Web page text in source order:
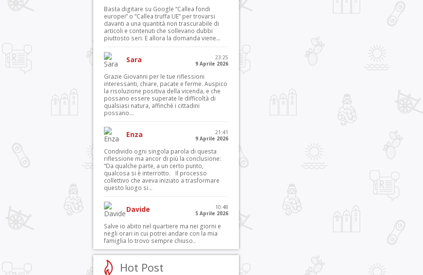
Basta digitare su Google “Callea fondi
europei” o “Callea truffa UE” per trovarsi
davanti a una quantità non trascurabile di
articoli e contenuti che sollevano dubbi
piuttosto seri. E allora la domanda viene...
Sara
23:25
9 Aprile 2026
Grazie Giovanni per le tue riflessioni
interessanti, chiare, pacate e ferme. Auspico
la risoluzione positiva della vicenda, e che
possano essere superate le difficoltà di
qualsiasi natura, affinché i cittadini
possano...
Enza
21:41
9 Aprile 2026
Condivido ogni singola parola di questa
riflessione ma ancor di più la conclusione:
“Da qualche parte, a un certo punto,
qualcosa si è interrotto. Il processo
collettivo che aveva iniziato a trasformare
questo luogo si...
Davide
10:48
5 Aprile 2026
Salve io abito nel quartiere ma nei giorni e
negli orari in cui potrei andare con la mia
famiglia lo trovo sempre chiuso..
Hot Post